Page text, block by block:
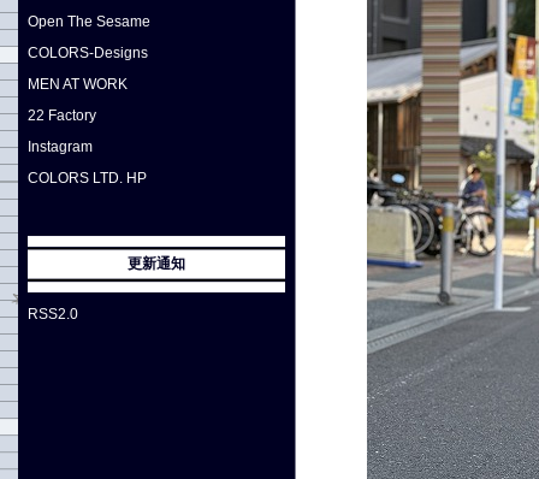
Open The Sesame
COLORS-Designs
MEN AT WORK
22 Factory
Instagram
COLORS LTD. HP
更新通知
RSS2.0